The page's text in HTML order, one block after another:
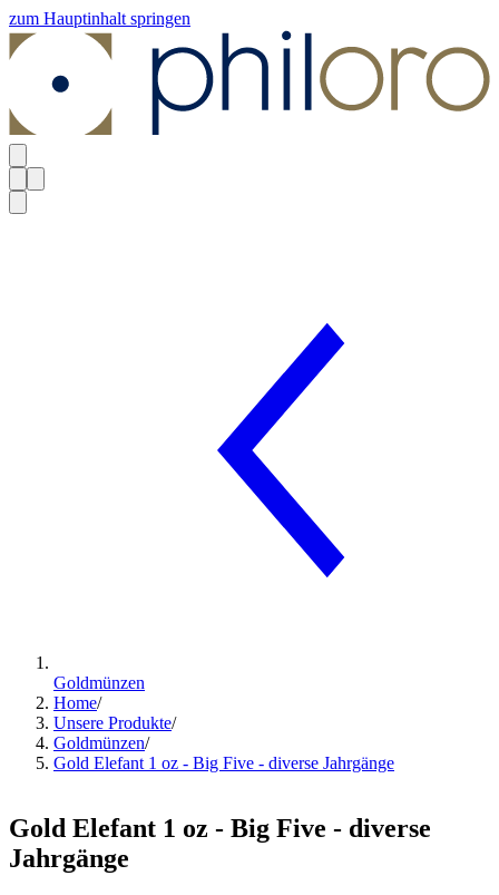
zum Hauptinhalt springen
Goldmünzen
Home/
Unsere Produkte/
Goldmünzen/
Gold Elefant 1 oz - Big Five - diverse Jahrgänge
Gold Elefant 1 oz - Big Five - diverse
Jahrgänge